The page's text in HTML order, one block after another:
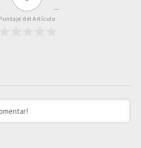
Puntaje del Artículo